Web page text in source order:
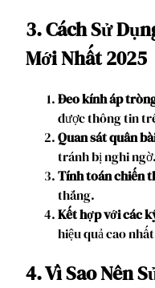
3. Cách Sử
Mới Nhất 2025
Đeo kính áp
được thông tin
Quan sát quân
tránh bị nghi ngờ.
Tính toán chiến
thắng.
Kết hợp với các
hiệu quả cao
4. Vì Sao Nên